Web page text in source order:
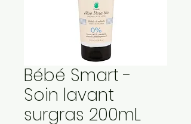
Bébé Smart -
Soin lavant
surgras 200mL